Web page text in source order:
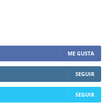
ME GUSTA
SEGUIR
SEGUIR